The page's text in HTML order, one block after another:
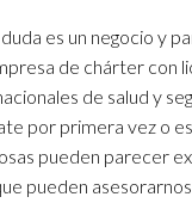
es un negocio y
de chárter con
de salud y
por primera vez o
pueden parecer
pueden